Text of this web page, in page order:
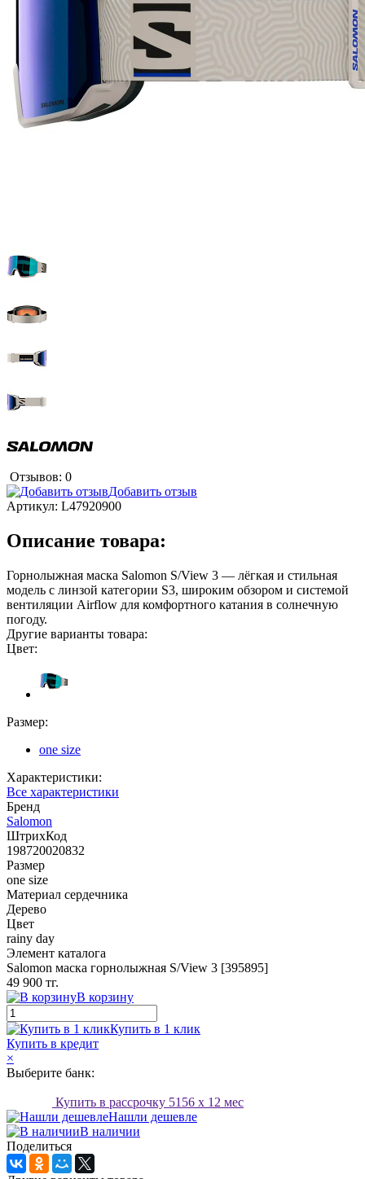
Отзывов: 0
Добавить отзыв
Артикул: L47920900
Описание товара:
Горнолыжная маска Salomon S/View 3 — лёгкая и стильная
модель с линзой категории S3, широким обзором и системой
вентиляции Airflow для комфортного катания в солнечную
погоду.
Другие варианты товара:
Цвет:
Размер:
one size
Характеристики:
Все характеристики
Бренд
Salomon
ШтрихКод
198720020832
Размер
one size
Материал сердечника
Дерево
Цвет
rainy day
Элемент каталога
Salomon маска горнолыжная S/View 3 [395895]
49 900 тг.
В корзину
Купить в 1 клик
Купить в кредит
×
Выберите банк:
Купить в рассрочку 5156 x 12 мес
Нашли дешевле
В наличии
Поделиться